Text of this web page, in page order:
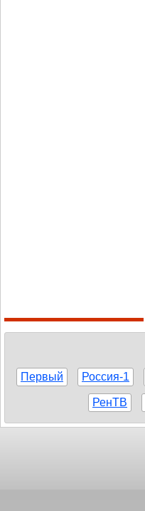
Первый Россия-1
РенТВ